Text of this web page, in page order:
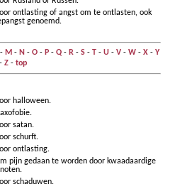
ontlasting of angst om te ontlasten, ook
genoemd.
M - N - O- P- Q- R- S- T- U- V- W- X- Y
- Z- top
halloween.
satan.
schurft.
ontlasting.
pijn gedaan te worden door kwaadaardige
schaduwen.